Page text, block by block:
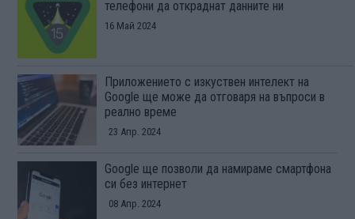
телефони да откраднат данните ни
16 Май 2024
Приложението с изкуствен интелект на
Google ще може да отговаря на въпроси в
реално време
23 Апр. 2024
Google ще позволи да намираме смартфона
си без интернет
08 Апр. 2024